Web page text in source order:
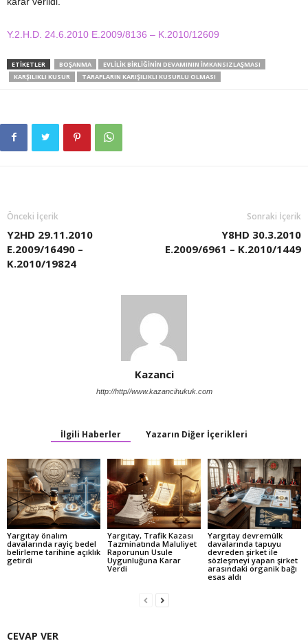
Y.2.H.D. 24.6.2010 E.2009/8136 – K.2010/12609
ETIKETLER BOŞANMA
EVLILIK BIRLIĞININ DEVAMININ İMKANSIZLAŞMASI
KARŞILIKLI KUSUR
TARAFLARIN KARIŞILIKLI KUSURLU OLMASI
Önceki İçerik
Y2HD 29.11.2010
E.2009/16490 –
K.2010/19824
Sonraki İçerik
Y8HD 30.3.2010
E.2009/6961 – K.2010/1449
Kazanci
http://http//www.kazancihukuk.com
İlgili Haberler Yazarın Diğer İçerikleri
Yargıtay önalım
davalarında rayiç bedel
belirleme tarihine açıklık
getirdi
Yargıtay, Trafik Kazası
Tazminatında Maluliyet
Raporunun Usule
Uygunluğuna Karar
Verdi
Yargıtay devremülk
davalarında tapuyu
devreden şirket ile
sözleşmeyi yapan şirket
arasındaki organik bağı
esas aldı
CEVAP VER